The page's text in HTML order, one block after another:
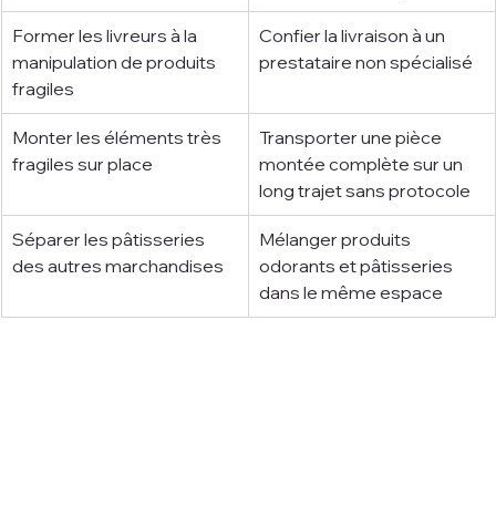
Former les livreurs à la
manipulation de produits
fragiles
Confier la livraison à un
prestataire non spécialisé
Monter les éléments très
fragiles sur place
Transporter une pièce
montée complète sur un
long trajet sans protocole
Séparer les pâtisseries
des autres marchandises
Mélanger produits
odorants et pâtisseries
dans le même espace